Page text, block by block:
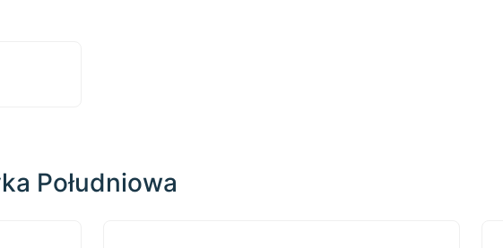
Południowa